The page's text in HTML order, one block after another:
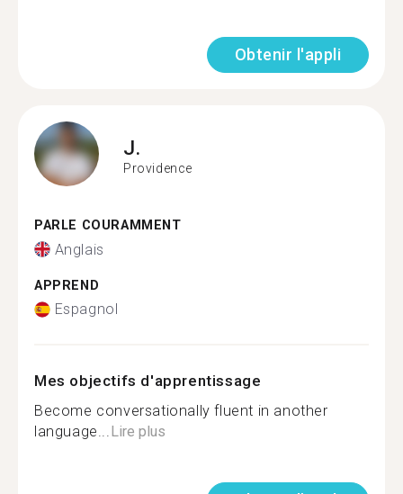
Obtenir l'appli
J.
Providence
PARLE COURAMMENT
Anglais
APPREND
Espagnol
Mes objectifs d'apprentissage
Become conversationally fluent in another
language...Lire plus